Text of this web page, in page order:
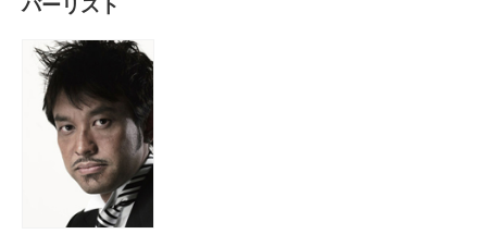
バーリスト